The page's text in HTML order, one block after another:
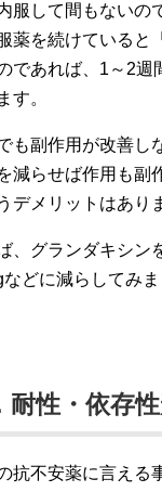
服して間もないの
薬を続けていると
であれば、1～2週
す。
も副作用が改善し
減らせば作用も副
デメリットはあり
、グランダキシン
どに減らしてみま
耐性・依存
抗不安薬に言える